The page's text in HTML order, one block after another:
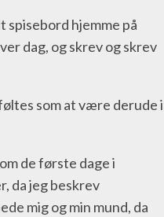
spisebord hjemme på
dag, og skrev og skrev
som at være derude i
de første dage i
da jeg beskrev
mig og min mund, da